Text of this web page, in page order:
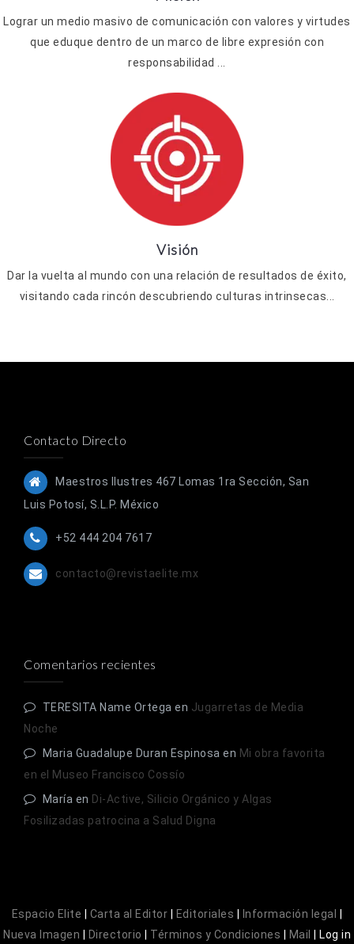
Lograr un medio masivo de comunicación con valores y virtudes
que eduque dentro de un marco de libre expresión con
responsabilidad ...
Visión
Dar la vuelta al mundo con una relación de resultados de éxito,
visitando cada rincón descubriendo culturas intrinsecas...
Contacto Directo
Maestros Ilustres 467 Lomas 1ra Sección, San
Luis Potosí, S.L.P. México
+52 444 204 7617
contacto@revistaelite.mx
Comentarios recientes
TERESITA Name Ortega en Jugarretas de Media
Noche
Maria Guadalupe Duran Espinosa en Mi obra favorita
en el Museo Francisco Cossío
María en Di-Active, Silicio Orgánico y Algas
Fosilizadas patrocina a Salud Digna
Espacio Elite Carta al Editor Editoriales Información legal
Nueva Imagen
Directorio Términos y Condiciones Mail Log in